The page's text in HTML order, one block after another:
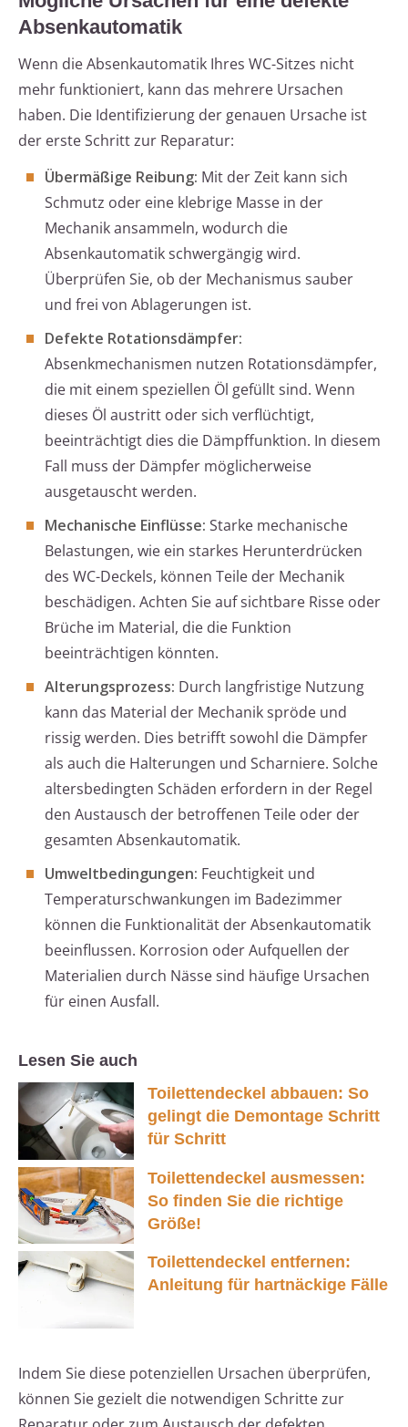
Absenkautomatik
Wenn die Absenkautomatik Ihres WC-Sitzes nicht
mehr funktioniert, kann das mehrere Ursachen
haben. Die Identifizierung der genauen Ursache ist
der erste Schritt zur Reparatur:
Übermäßige Reibung: Mit der Zeit kann sich
Schmutz oder eine klebrige Masse in der
Mechanik ansammeln, wodurch die
Absenkautomatik schwergängig wird.
Überprüfen Sie, ob der Mechanismus sauber
und frei von Ablagerungen ist.
Defekte Rotationsdämpfer:
Absenkmechanismen nutzen Rotationsdämpfer,
die mit einem speziellen Öl gefüllt sind. Wenn
dieses Öl austritt oder sich verflüchtigt,
beeinträchtigt dies die Dämpffunktion. In diesem
Fall muss der Dämpfer möglicherweise
ausgetauscht werden.
Mechanische Einflüsse: Starke mechanische
Belastungen, wie ein starkes Herunterdrücken
des WC-Deckels, können Teile der Mechanik
beschädigen. Achten Sie auf sichtbare Risse oder
Brüche im Material, die die Funktion
beeinträchtigen könnten.
Alterungsprozess: Durch langfristige Nutzung
kann das Material der Mechanik spröde und
rissig werden. Dies betrifft sowohl die Dämpfer
als auch die Halterungen und Scharniere. Solche
altersbedingten Schäden erfordern in der Regel
den Austausch der betroffenen Teile oder der
gesamten Absenkautomatik.
Umweltbedingungen: Feuchtigkeit und
Temperaturschwankungen im Badezimmer
können die Funktionalität der Absenkautomatik
beeinflussen. Korrosion oder Aufquellen der
Materialien durch Nässe sind häufige Ursachen
für einen Ausfall.
Lesen Sie auch
Toilettendeckel abbauen: So
gelingt die Demontage Schritt
für Schritt
Toilettendeckel ausmessen:
So finden Sie die richtige
Größe!
Toilettendeckel entfernen:
Anleitung für hartnäckige Fälle
Indem Sie diese potenziellen Ursachen überprüfen,
können Sie gezielt die notwendigen Schritte zur